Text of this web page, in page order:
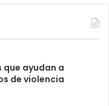
que ayudan a
de violencia